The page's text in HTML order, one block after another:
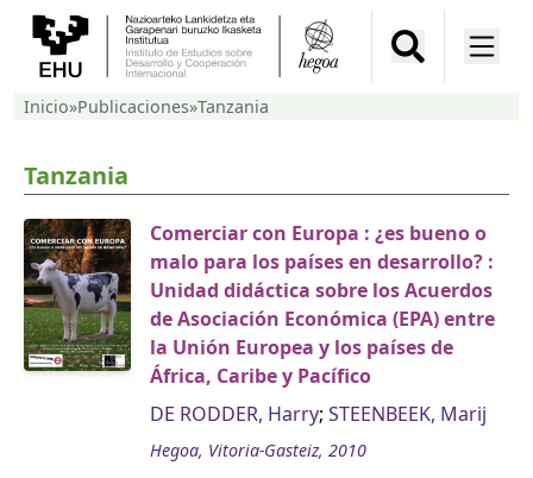
Inicio»Publicaciones»Tanzania
Tanzania
Comerciar con Europa : ¿es bueno o
malo para los países en desarrollo? :
Unidad didáctica sobre los Acuerdos
de Asociación Económica (EPA) entre
la Unión Europea y los países de
África, Caribe y Pacífico
DE RODDER, Harry; STEENBEEK, Marij
Hegoa, Vitoria-Gasteiz, 2010